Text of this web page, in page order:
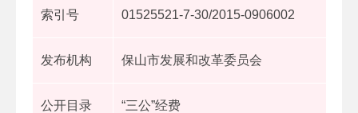
索引号 01525521-7-30/2015-0906002
发布机构 保山市发展和改革委员会
公开目录 “三公”经费